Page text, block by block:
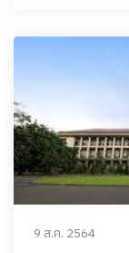
9 ส.ค. 2564